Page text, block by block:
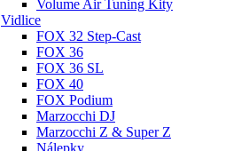
Volume Air Tuning Kity
Vidlice
FOX 32 Step-Cast
FOX 36
FOX 36 SL
FOX 40
FOX Podium
Marzocchi DJ
Marzocchi Z & Super Z